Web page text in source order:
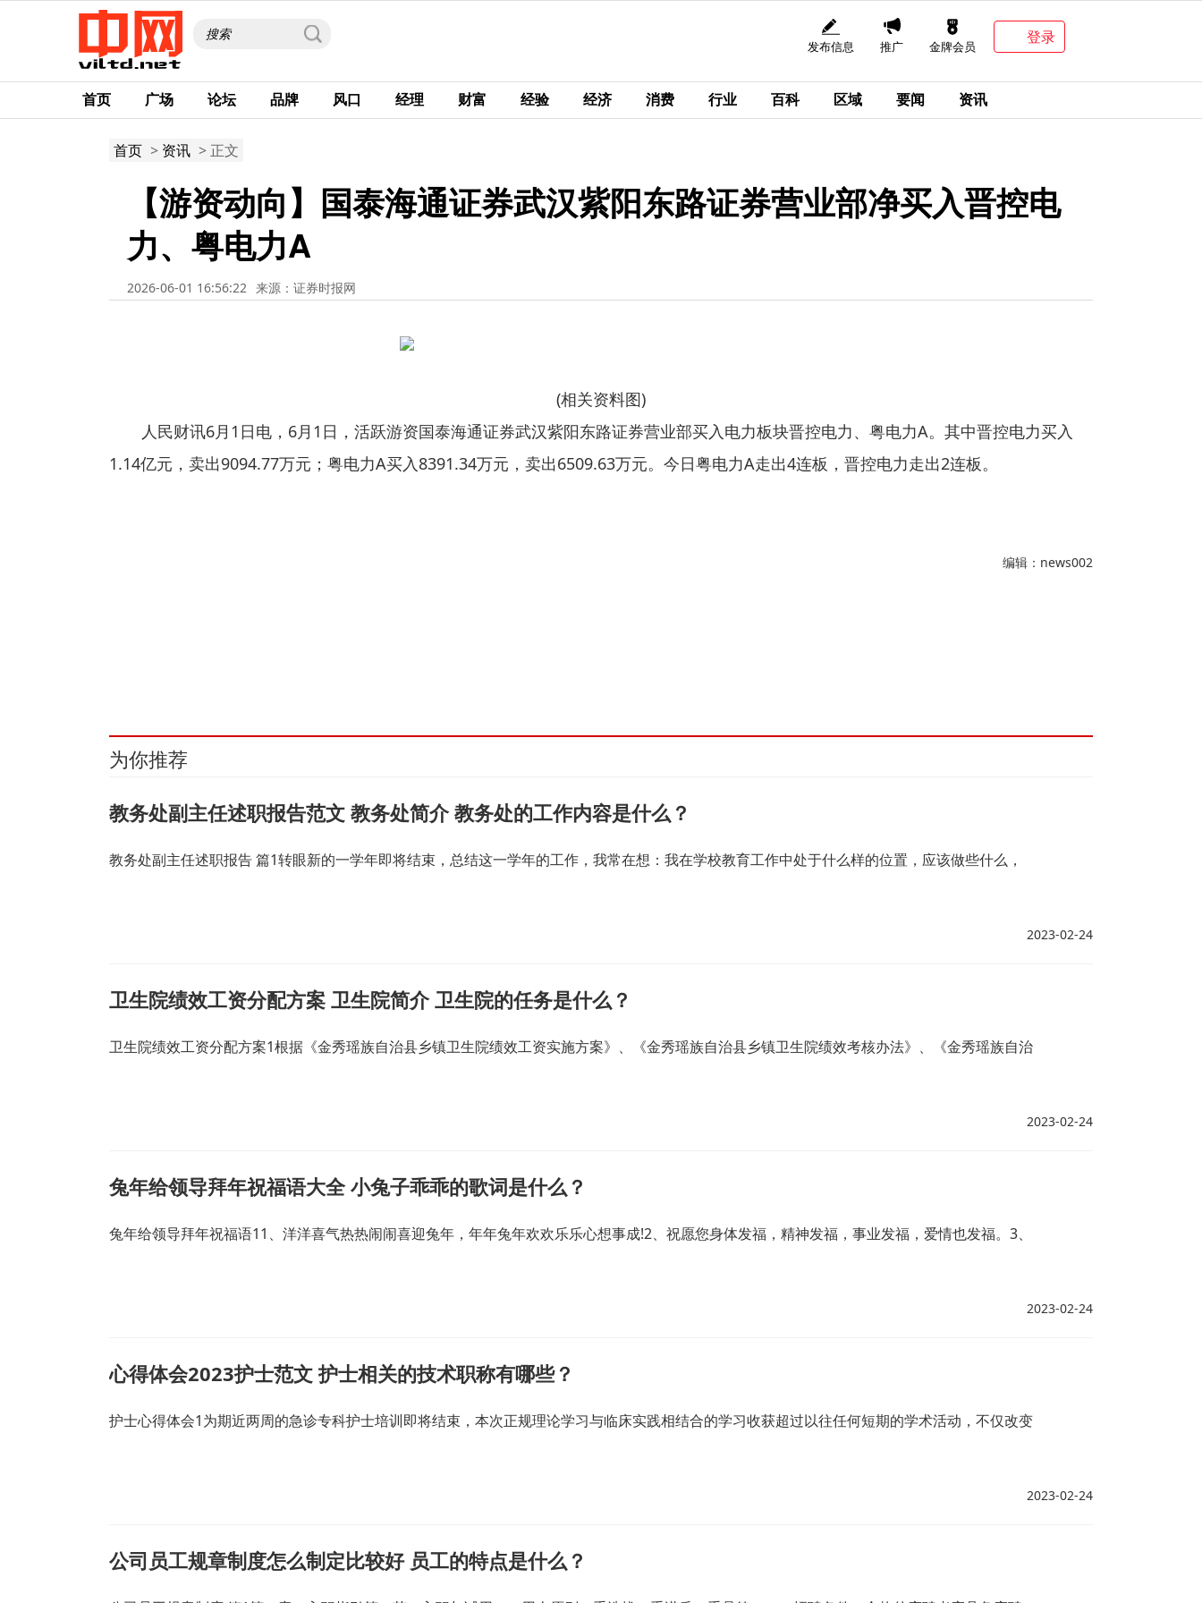
发布信息 推广 金牌会员
登录
首页 广场 论坛 品牌 风口 经理 财富 经验 经济 消费 行业 百科 区域 要闻 资讯
首页 > 资讯 > 正文
【游资动向】国泰海通证券武汉紫阳东路证券营业部净买入晋控电
力、粤电力A
2026-06-01 16:56:22 来源：证券时报网
(相关资料图)
人民财讯6月1日电，6月1日，活跃游资国泰海通证券武汉紫阳东路证券营业部买入电力板块晋控电力、粤电力A。其中晋控电力买入
1.14亿元，卖出9094.77万元；粤电力A买入8391.34万元，卖出6509.63万元。今日粤电力A走出4连板，晋控电力走出2连板。
编辑：news002
为你推荐
教务处副主任述职报告范文 教务处简介 教务处的工作内容是什么？
教务处副主任述职报告 篇1转眼新的一学年即将结束，总结这一学年的工作，我常在想：我在学校教育工作中处于什么样的位置，应该做些什么，
2023-02-24
卫生院绩效工资分配方案 卫生院简介 卫生院的任务是什么？
卫生院绩效工资分配方案1根据《金秀瑶族自治县乡镇卫生院绩效工资实施方案》、《金秀瑶族自治县乡镇卫生院绩效考核办法》、《金秀瑶族自治
2023-02-24
兔年给领导拜年祝福语大全 小兔子乖乖的歌词是什么？
兔年给领导拜年祝福语11、洋洋喜气热热闹闹喜迎兔年，年年兔年欢欢乐乐心想事成!2、祝愿您身体发福，精神发福，事业发福，爱情也发福。3、
2023-02-24
心得体会2023护士范文 护士相关的技术职称有哪些？
护士心得体会1为期近两周的急诊专科护士培训即将结束，本次正规理论学习与临床实践相结合的学习收获超过以往任何短期的学术活动，不仅改变
2023-02-24
公司员工规章制度怎么制定比较好 员工的特点是什么？